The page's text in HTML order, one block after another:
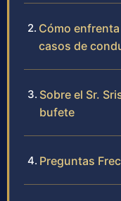
Cómo enfrenta
casos de
Sobre el Sr.
bufete
Preguntas